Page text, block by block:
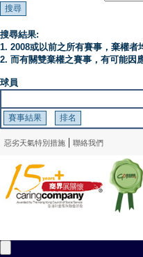
搜尋結果:
1. 2008或以前之所有賽事，棄權者
2. 而有關雙棄權之賽事，有可能因
球員